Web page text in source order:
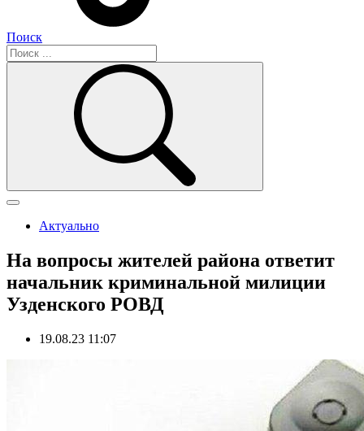
Поиск
Актуально
На вопросы жителей района ответит
начальник криминальной милиции
Узденского РОВД
19.08.23 11:07